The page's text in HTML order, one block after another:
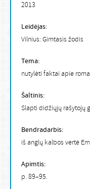
2013
Leidėjas:
Vilnius: Gimtasis žodis
Tema:
nutylėti faktai apie
Šaltinis:
Slapti didžiųjų rašytojų
Bendradarbis:
iš anglų kalbos vertė
Apimtis:
p. 89–95.